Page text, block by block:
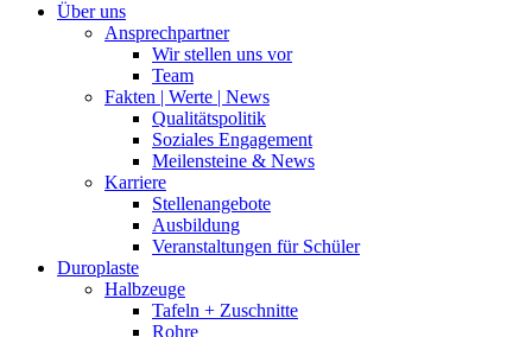
Über uns
Ansprechpartner
Wir stellen uns vor
Team
Fakten | Werte | News
Qualitätspolitik
Soziales Engagement
Meilensteine & News
Karriere
Stellenangebote
Ausbildung
Veranstaltungen für Schüler
Duroplaste
Halbzeuge
Tafeln + Zuschnitte
Rohre